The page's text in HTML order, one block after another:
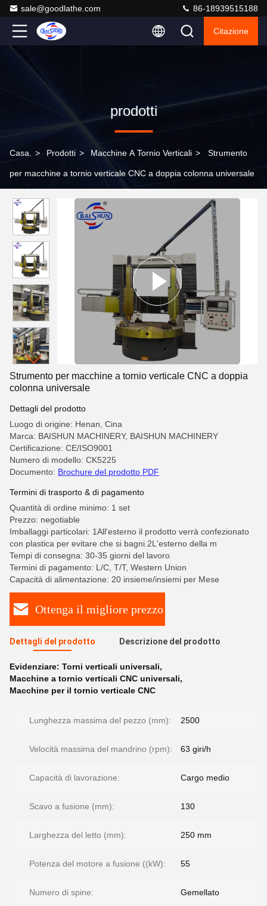
sale@goodlathe.com 86-18939515188
Citazione
prodotti
Casa. > Prodotti > Macchine A Tornio Verticali > Strumento
per macchine a tornio verticale CNC a doppia colonna universale
Strumento per macchine a tornio verticale CNC a doppia
colonna universale
Dettagli del prodotto
Luogo di origine: Henan, Cina
Marca: BAISHUN MACHINERY, BAISHUN MACHINERY
Certificazione: CE/ISO9001
Numero di modello: CK5225
Documento: Brochure del prodotto PDF
Termini di trasporto & di pagamento
Quantità di ordine minimo: 1 set
Prezzo: negotiable
Imballaggi particolari: 1All'esterno il prodotto verrà confezionato
con plastica per evitare che si bagni.2L'esterno della m
Tempi di consegna: 30-35 giorni del lavoro
Termini di pagamento: L/C, T/T, Western Union
Capacità di alimentazione: 20 insieme/insiemi per Mese
Ottenga il migliore prezzo
Dettagli del prodotto Descrizione del prodotto
Evidenziare: Torni verticali universali,
Macchine a tornio verticali CNC universali,
Macchine per il tornio verticale CNC
Lunghezza massima del pezzo (mm): 2500
Velocità massima del mandrino (rpm): 63 giri/h
Capacità di lavorazione: Cargo medio
Scavo a fusione (mm): 130
Larghezza del letto (mm): 250 mm
Potenza del motore a fusione ((kW): 55
Numero di spine: Gemellato